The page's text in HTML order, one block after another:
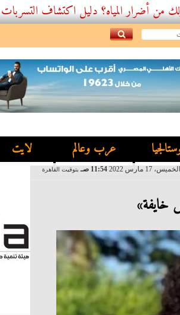
دليل اكتشاف التسربات وأفضل...
عرب وعالم لايت
الخميس، 17 مارس 2022 11:54 صـ بتوقيت القاهرة
خايفة»